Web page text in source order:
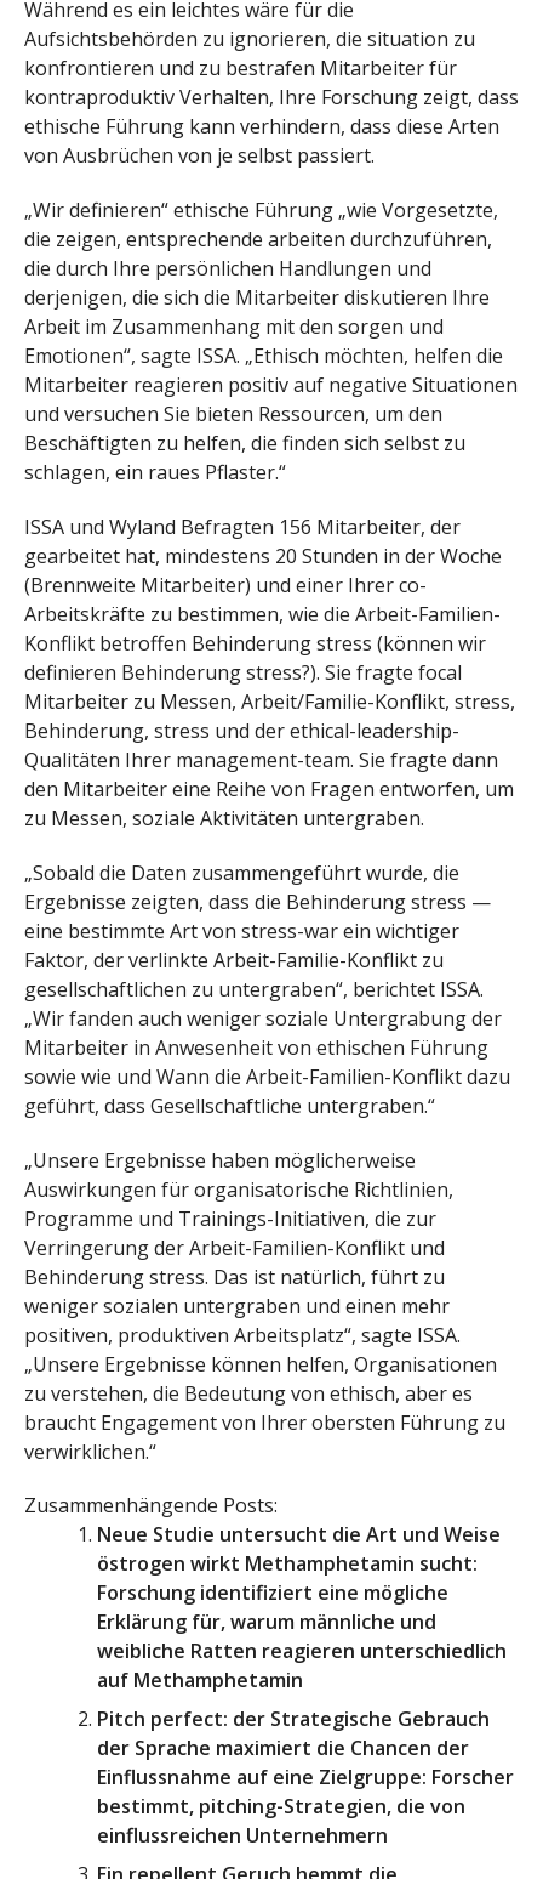
Während es ein leichtes wäre für die
Aufsichtsbehörden zu ignorieren, die situation zu
konfrontieren und zu bestrafen Mitarbeiter für
kontraproduktiv Verhalten, Ihre Forschung zeigt, dass
ethische Führung kann verhindern, dass diese Arten
von Ausbrüchen von je selbst passiert.
„Wir definieren“ ethische Führung „wie Vorgesetzte,
die zeigen, entsprechende arbeiten durchzuführen,
die durch Ihre persönlichen Handlungen und
derjenigen, die sich die Mitarbeiter diskutieren Ihre
Arbeit im Zusammenhang mit den sorgen und
Emotionen“, sagte ISSA. „Ethisch möchten, helfen die
Mitarbeiter reagieren positiv auf negative Situationen
und versuchen Sie bieten Ressourcen, um den
Beschäftigten zu helfen, die finden sich selbst zu
schlagen, ein raues Pflaster.“
ISSA und Wyland Befragten 156 Mitarbeiter, der
gearbeitet hat, mindestens 20 Stunden in der Woche
(Brennweite Mitarbeiter) und einer Ihrer co-
Arbeitskräfte zu bestimmen, wie die Arbeit-Familien-
Konflikt betroffen Behinderung stress (können wir
definieren Behinderung stress?). Sie fragte focal
Mitarbeiter zu Messen, Arbeit/Familie-Konflikt, stress,
Behinderung, stress und der ethical-leadership-
Qualitäten Ihrer management-team. Sie fragte dann
den Mitarbeiter eine Reihe von Fragen entworfen, um
zu Messen, soziale Aktivitäten untergraben.
„Sobald die Daten zusammengeführt wurde, die
Ergebnisse zeigten, dass die Behinderung stress —
eine bestimmte Art von stress-war ein wichtiger
Faktor, der verlinkte Arbeit-Familie-Konflikt zu
gesellschaftlichen zu untergraben“, berichtet ISSA.
„Wir fanden auch weniger soziale Untergrabung der
Mitarbeiter in Anwesenheit von ethischen Führung
sowie wie und Wann die Arbeit-Familien-Konflikt dazu
geführt, dass Gesellschaftliche untergraben.“
„Unsere Ergebnisse haben möglicherweise
Auswirkungen für organisatorische Richtlinien,
Programme und Trainings-Initiativen, die zur
Verringerung der Arbeit-Familien-Konflikt und
Behinderung stress. Das ist natürlich, führt zu
weniger sozialen untergraben und einen mehr
positiven, produktiven Arbeitsplatz“, sagte ISSA.
„Unsere Ergebnisse können helfen, Organisationen
zu verstehen, die Bedeutung von ethisch, aber es
braucht Engagement von Ihrer obersten Führung zu
verwirklichen.“
Zusammenhängende Posts:
Neue Studie untersucht die Art und Weise
östrogen wirkt Methamphetamin sucht:
Forschung identifiziert eine mögliche
Erklärung für, warum männliche und
weibliche Ratten reagieren unterschiedlich
auf Methamphetamin
Pitch perfect: der Strategische Gebrauch
der Sprache maximiert die Chancen der
Einflussnahme auf eine Zielgruppe: Forscher
bestimmt, pitching-Strategien, die von
einflussreichen Unternehmern